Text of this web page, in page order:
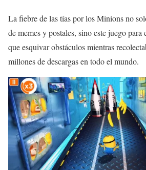
La fiebre de las tías por los Minions no
de memes y postales, sino este juego
que esquivar obstáculos mientras
millones de descargas en todo el mundo.